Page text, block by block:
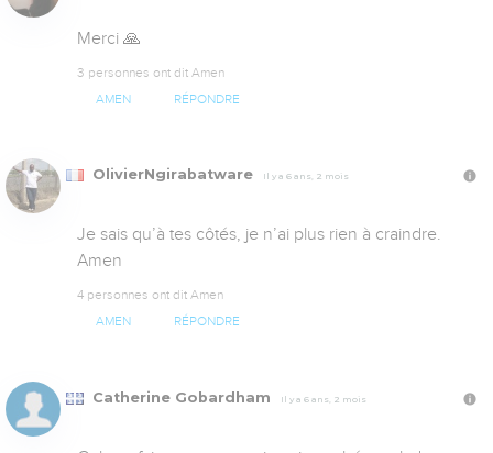
Merci 🙏
3 personnes ont dit Amen
AMEN RÉPONDRE
OlivierNgirabatware Il y a 6 ans, 2 mois
Je sais qu’à tes côtés, je n’ai plus rien à craindre.
Amen
4 personnes ont dit Amen
AMEN RÉPONDRE
Catherine Gobardham Il y a 6 ans, 2 mois